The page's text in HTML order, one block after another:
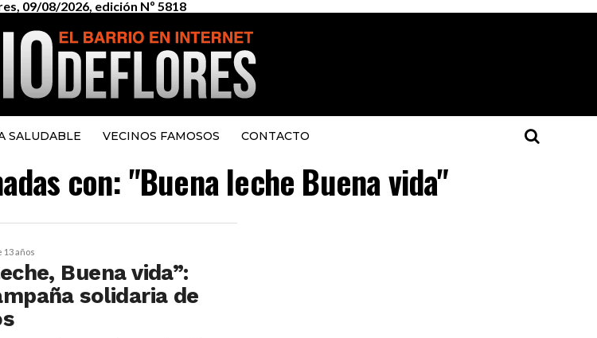
09/08/2026, edición Nº 5818
SALUDABLE VECINOS FAMOSOS CONTACTO
con: "Buena leche Buena vida"
13 años
Buena vida”:
solidaria de